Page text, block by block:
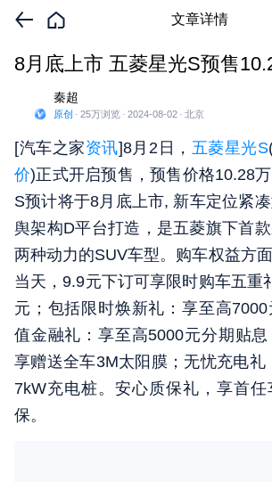
文章详情
8月底上市 五菱星光S预售
秦超
原创 · 25万浏览 · 2024-08-02 · 北京
[汽车之家资讯]8月2日， 五菱星光S
价)正式开启预售，预售价格10.28
S预计将于8月底上市, 新车定位紧
舆架构D平台打造，是五菱旗下首
两种动力的SUV车型。购车权益方
当天，9.9元下订可享限时购车五重
元；包括限时焕新礼：享至高
值金融礼：享至高5000元分期贴息
享赠送全车3M太阳膜；无忧充电礼
7kW充电桩。安心质保礼，享首
保。